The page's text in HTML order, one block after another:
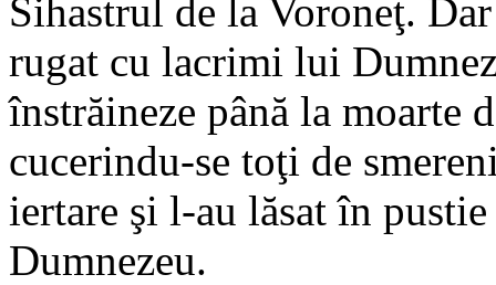
Sihastrul de la Voroneţ.
rugat cu lacrimi lui
înstrăineze până la
cucerindu-se toţi de
iertare şi l-au lăsat în pustie
Dumnezeu.